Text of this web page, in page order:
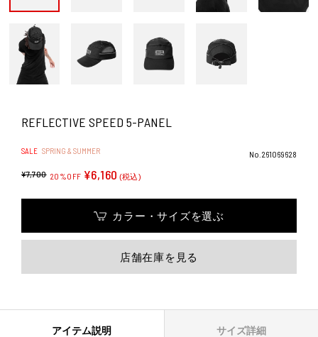
REFLECTIVE SPEED 5-PANEL
SALE SPRING & SUMMER
No.261069628
¥7,700 20%OFF ¥6,160 (税込)
カラー・サイズを選ぶ
店舗在庫を見る
アイテム説明 サイズ詳細